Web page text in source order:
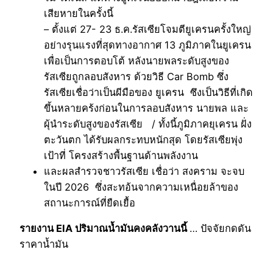
เสียหายในครั้งนี้
– ตั้งแต่ 27- 23 ธ.ค.รัสเซียโจมตียูเครนครั้งใหญ่
อย่างรุนแรงที่สุดทางอากาศ 13 ภูมิภาคในยูเครน
เพื่อเป็นการตอบโต้ หลังนายพลระดับสูงของ
รัสเซียถูกลอบสังหาร ด้วยวิธี Car Bomb ซึ่ง
รัสเซียเชื่อว่าเป็นผีมือของ ยูเครน ซึงเป็นวิธีที่เกิด
ขึ้นหลายคร้งก่อนในการลอบสังหาร นายพล และ
ผุ้นำระดับสูงของรัสเซีย / ทั้งนี้ภูมิภาคยุเครน ฝั่ง
ตะวันตก ได้รับผลกระทบหนักสุด โดยรัสเซียพุ่ง
เป้าที่ โครงสร้างพื้นฐานด้านพลังงาน
และผลสำรวจชาวรัสเซีย เชื่อว่า สงคราม จะจบ
ในปี 2026 ซึ่งสะทอ้นจากความเหนื่อยล้าของ
สถานะการณ์ที่ยืดเยื้อ
รายงาน EIA ปริมาณน้ำมันคงคลังวานนี้ … ปัจจัยกดดัน
ราคาน้ำมัน